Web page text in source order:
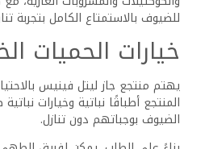
يمكن للضيوف توقع تجربة تسجيل
ليتل فينيس جولف. عادةً ما يبدأ
3:00 مساءً، مما يتيح وقتًا كافيًا للتحضير.
وصورة شخصية وبطاقة ائتمان لأي
تسجيل مغادرة متأخر بناءً على